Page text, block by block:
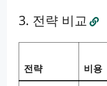
전략 비교
전략 비용